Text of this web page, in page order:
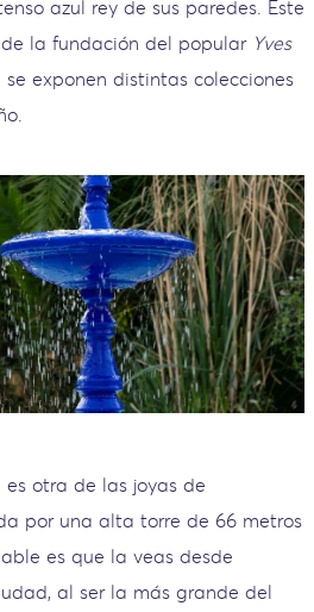
azul rey de sus paredes. Este
la fundación del popular Yves
exponen distintas colecciones
es otra de las joyas de
por una alta torre de 66 metros
es que la veas desde
al ser la más grande del